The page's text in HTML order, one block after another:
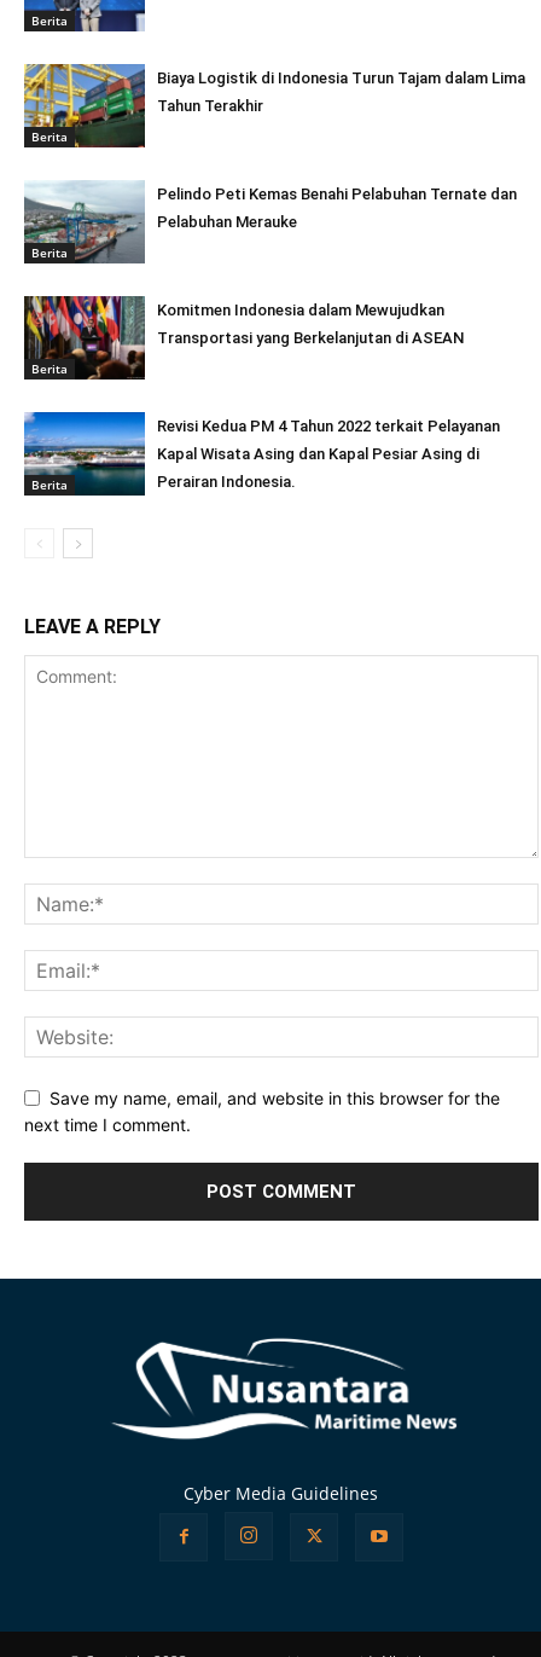
Berita
Berita
Biaya Logistik di Indonesia Turun Tajam dalam Lima
Tahun Terakhir
Berita
Pelindo Peti Kemas Benahi Pelabuhan Ternate dan
Pelabuhan Merauke
Berita
Komitmen Indonesia dalam Mewujudkan
Transportasi yang Berkelanjutan di ASEAN
Berita
Revisi Kedua PM 4 Tahun 2022 terkait Pelayanan
Kapal Wisata Asing dan Kapal Pesiar Asing di
Perairan Indonesia.
LEAVE A REPLY
Save my name, email, and website in this browser for the
next time I comment.
Cyber Media Guidelines